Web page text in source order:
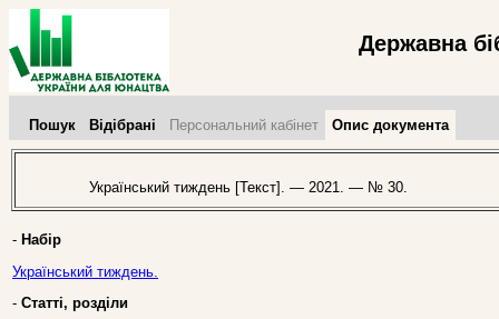
Державна
Пошук Відібрані Персональний кабінет Опис документа
Український тиждень [Текст]. — 2021. — № 30.
- Набір
Український тиждень.
- Статті, розділи